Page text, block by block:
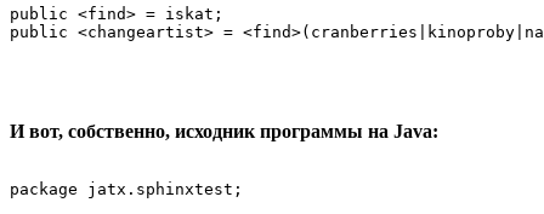
public <find> = iskat;
И вот, собственно, исходник программы на Java:
package jatx.sphinxtest;